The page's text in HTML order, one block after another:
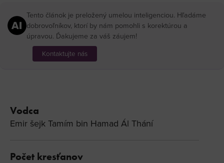
Tento článok je preložený umelou inteligenciou. Hľadáme
dobrovoľníkov, ktorí by nám pomohli s korektúrou a
úpravou. Ďakujeme za váš záujem!
Kontaktujte nás
Vodca
Emir šejk Tamím bin Hamad Ál Thání
Počet kresťanov